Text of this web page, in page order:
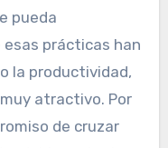
pueda
prácticas han
la productividad,
atractivo. Por
de cruzar